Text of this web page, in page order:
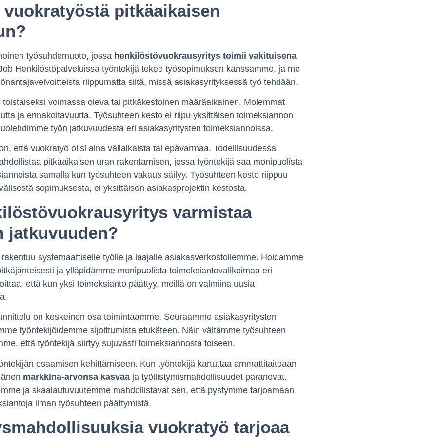
vuokratyöstä pitkäaikaisen
työsuhdemuoto, jossa henkilöstövuokrausyritys toimii vakituisena
Henkilöstöpalveluissa työntekijä tekee työsopimuksen kanssamme, ja me
riippumatta siitä, missä asiakasyrityksessä työ tehdään.
voimassa oleva tai pitkäkestoinen määräaikainen. Molemmat
ja ennakoitavuutta. Työsuhteen kesto ei riipu yksittäisen toimeksiannon
työn jatkuvuudesta eri asiakasyritysten toimeksiannoissa.
että vuokratyö olisi aina väliaikaista tai epävarmaa. Todellisuudessa
pitkäaikaisen uran rakentamisen, jossa työntekijä saa monipuolista
samalla kun työsuhteen vakaus säilyy. Työsuhteen kesto riippuu
sopimuksesta, ei yksittäisen asiakasprojektin kestosta.
varmistaa
jatkuvuuden?
systemaattiselle työlle ja laajalle asiakasverkostollemme. Hoidamme
ja ylläpidämme monipuolista toimeksiantovalikoimaa eri
että kun yksi toimeksianto päättyy, meillä on valmiina uusia
on keskeinen osa toimintaamme. Seuraamme asiakasyritysten
työntekijöidemme sijoittumista etukäteen. Näin vältämme työsuhteen
että työntekijä siirtyy sujuvasti toimeksiannosta toiseen.
osaamisen kehittämiseen. Kun työntekijä kartuttaa ammattitaitoaan
markkina-arvonsa kasvaa ja työllistymismahdollisuudet paranevat.
ja skaalautuvuutemme mahdollistavat sen, että pystymme tarjoamaan
ilman työsuhteen päättymistä.
vuokratyö tarjoaa